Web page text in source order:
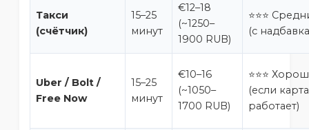
Такси
(счётчик)
15–25
минут
€12–18
(~1250–
1900 RUB)
⭐⭐⭐
(с
Uber / Bolt /
Free Now
15–25
минут
€10–16
(~1050–
1700 RUB)
⭐⭐⭐
(если карта
работает)